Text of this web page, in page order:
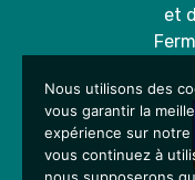
et
Nous utilisons des
vous garantir la
expérience sur notre
vous continuez à